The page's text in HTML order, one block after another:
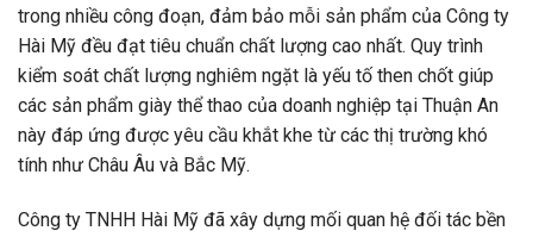
trong nhiều công đoạn, đảm bảo mỗi sản phẩm của Công ty
Hài Mỹ đều đạt tiêu chuẩn chất lượng cao nhất. Quy trình
kiểm soát chất lượng nghiêm ngặt là yếu tố then chốt giúp
các sản phẩm giày thể thao của doanh nghiệp tại Thuận An
này đáp ứng được yêu cầu khắt khe từ các thị trường khó
tính như Châu Âu và Bắc Mỹ.
Công ty TNHH Hài Mỹ đã xây dựng mối quan hệ đối tác bền